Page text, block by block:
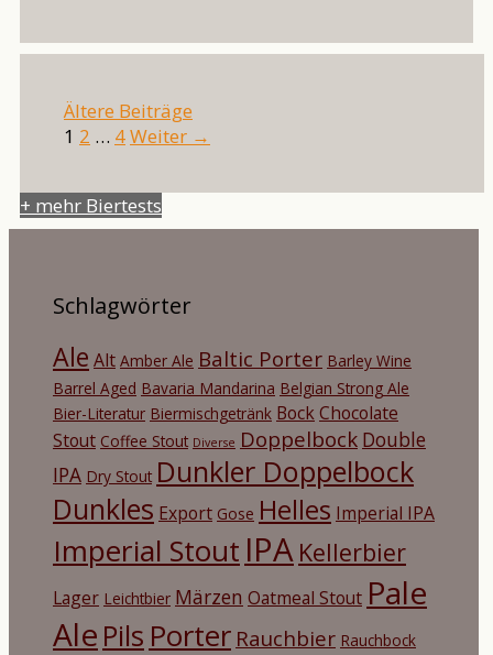
Ältere Beiträge
Seite
1 Seite
2 … Seite
4Weiter →
+ mehr Biertests
Schlagwörter
Ale Alt Amber Ale Baltic Porter Barley Wine
Barrel Aged Bavaria Mandarina Belgian Strong Ale
Bier-Literatur Biermischgetränk BockChocolate
Stout Coffee Stout Diverse Doppelbock Double
IPA Dry Stout Dunkler Doppelbock
Dunkles Export Gose Helles Imperial IPA
Imperial Stout IPA Kellerbier
Lager Leichtbier Märzen Oatmeal Stout Pale
Ale Pils Porter Rauchbier Rauchbock